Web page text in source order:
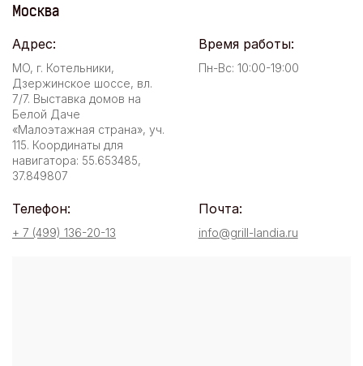
Москва
Адрес:
МО, г. Котельники,
Дзержинское шоссе, вл.
7/7. Выставка домов на
Белой Даче
«Малоэтажная страна», уч.
115. Координаты для
навигатора: 55.653485,
37.849807
Время работы:
Пн-Вс: 10:00-19:00
Телефон:
+ 7 (499) 136-20-13
Почта:
info@grill-landia.ru